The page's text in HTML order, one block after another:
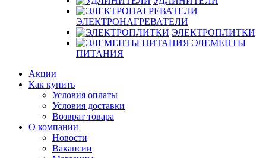
ЭЛЕКТРОНАГРЕВАТЕЛИ
ЭЛЕКТРОПЛИТКИ
ЭЛЕМЕНТЫ
ПИТАНИЯ
Акции
Как купить
Условия оплаты
Условия доставки
Возврат товара
О компании
Новости
Вакансии